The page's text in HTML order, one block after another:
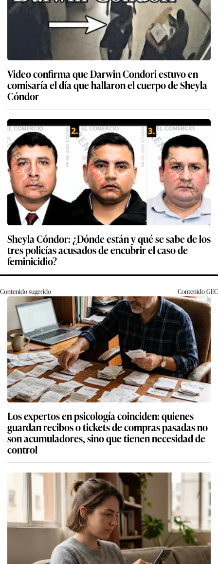
Video confirma que Darwin Condori estuvo en
comisaría el día que hallaron el cuerpo de Sheyla
Cóndor
Sheyla Cóndor: ¿Dónde están y qué se sabe de los
tres policías acusados de encubrir el caso de
feminicidio?
Contenido sugerido ContenidoGEC
Los expertos en psicología coinciden: quienes
guardan recibos o tickets de compras pasadas no
son acumuladores, sino que tienen necesidad de
control